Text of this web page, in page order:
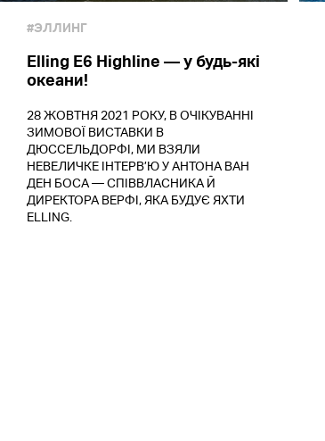
#ЭЛЛИНГ
Elling E6 Highline — у будь-які
океани!
28 ЖОВТНЯ 2021 РОКУ, В ОЧІКУВАННІ
ЗИМОВОЇ ВИСТАВКИ В
ДЮССЕЛЬДОРФІ, МИ ВЗЯЛИ
НЕВЕЛИЧКЕ ІНТЕРВ’Ю У АНТОНА ВАН
ДЕН БОСА — СПІВВЛАСНИКА Й
ДИРЕКТОРА ВЕРФІ, ЯКА БУДУЄ ЯХТИ
ELLING.